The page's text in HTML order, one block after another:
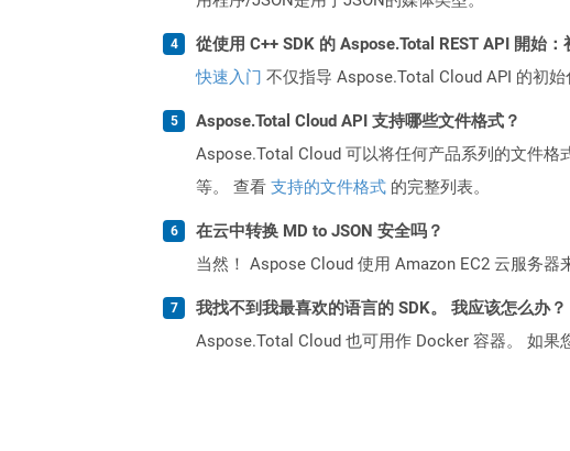
從使用 C++ SDK 的 Aspose.Total REST API 開始
快速入门 不仅指导 Aspose.Total Cloud API 的初始
Aspose.Total Cloud API 支持哪些文件格式？
Aspose.Total Cloud 可以将任何产品系列的文件格
等。 查看 支持的文件格式 的完整列表。
在云中转换 MD to JSON 安全吗？
当然！ Aspose Cloud 使用 Amazon EC2 云服务
我找不到我最喜欢的语言的 SDK。 我应该怎么办？
Aspose.Total Cloud 也可用作 Docker 容器。 如果